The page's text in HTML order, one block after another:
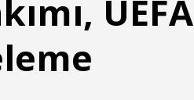
UEFA